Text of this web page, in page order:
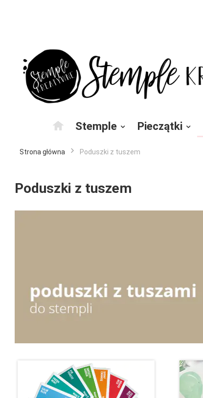
Stemple Pieczątki
Strona główna Poduszki z tuszem
Poduszki z tuszem